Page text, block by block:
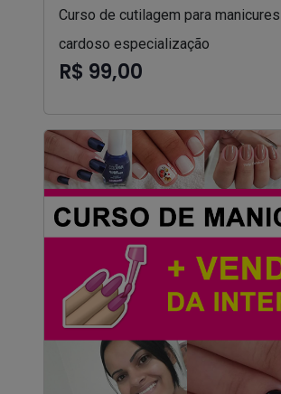
Curso de cutilagem para
cardoso especialização
R$ 99,00